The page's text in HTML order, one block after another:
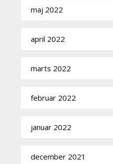
maj 2022
april 2022
marts 2022
februar 2022
januar 2022
december 2021